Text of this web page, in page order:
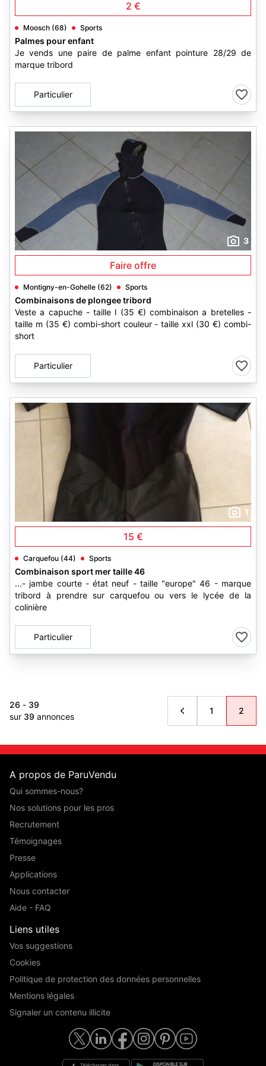
2 €
Moosch (68) Sports
Palmes pour enfant
Je vends une paire de palme enfant pointure 28/29 de
marque tribord
Particulier
3
Faire offre
Montigny-en-Gohelle (62) Sports
Combinaisons de plongee tribord
Veste a capuche - taille l (35 €) combinaison a bretelles -
taille m (35 €) combi-short couleur - taille xxl (30 €) combi-
short
Particulier
1
15 €
Carquefou (44) Sports
Combinaison sport mer taille 46
...- jambe courte - état neuf - taille "europe" 46 - marque
tribord à prendre sur carquefou ou vers le lycée de la
colinière
Particulier
26 - 39
sur 39 annonces
1 2
A propos de ParuVendu
Qui sommes-nous?
Nos solutions pour les pros
Recrutement
Témoignages
Presse
Applications
Nous contacter
Aide - FAQ
Liens utiles
Vos suggestions
Cookies
Politique de protection des données personnelles
Mentions légales
Signaler un contenu illicite